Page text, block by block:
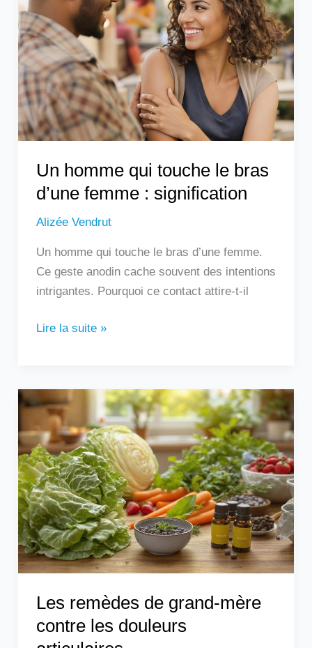
Un homme qui touche le bras
d’une femme : signification
Alizée Vendrut
Un homme qui touche le bras d’une femme.
Ce geste anodin cache souvent des intentions
intrigantes. Pourquoi ce contact attire-t-il
touche
le
bras
d’une
femme
:
signification
Lire la suite »
Les remèdes de grand-mère
contre les douleurs
Les
remèdes
de
grand-
mère
contre
les
douleurs
articulaires